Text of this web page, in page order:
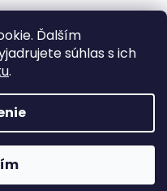
Ďalším
súhlas s ich
.
s r.o.
funkčné e-shopy